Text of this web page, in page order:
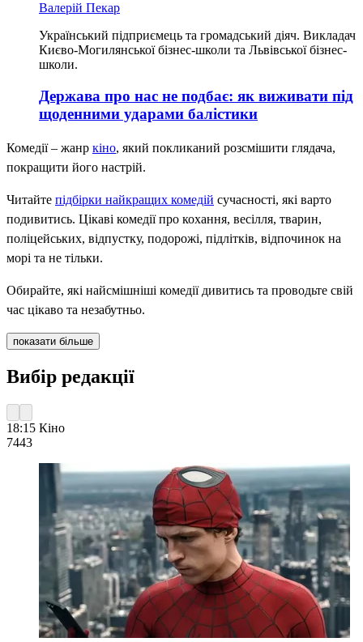
Валерій Пекар
Український підприємець та громадський діяч. Викладач
Києво-Могилянської бізнес-школи та Львівської бізнес-
школи.
Держава про нас не подбає: як виживати під
щоденними ударами балістики
Комедії – жанр кіно, який покликаний розсмішити глядача,
покращити його настрій.
Читайте підбірки найкращих комедій сучасності, які варто
подивитись. Цікаві комедії про кохання, весілля, тварин,
поліцейських, відпустку, подорожі, підлітків, відпочинок на
морі та не тільки.
Обирайте, які найсмішніші комедії дивитись та проводьте свій
час цікаво та незабутньо.
показати більше
Вибір редакції
18:15 Кіно
7443